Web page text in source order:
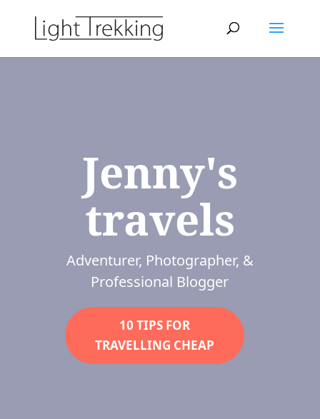
Jenny's
travels
Adventurer, Photographer, &
Professional Blogger
10 TIPS FOR
TRAVELLING CHEAP